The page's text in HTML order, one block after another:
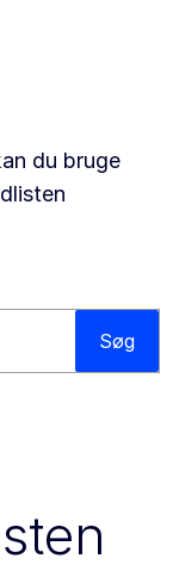
du bruge
Søg